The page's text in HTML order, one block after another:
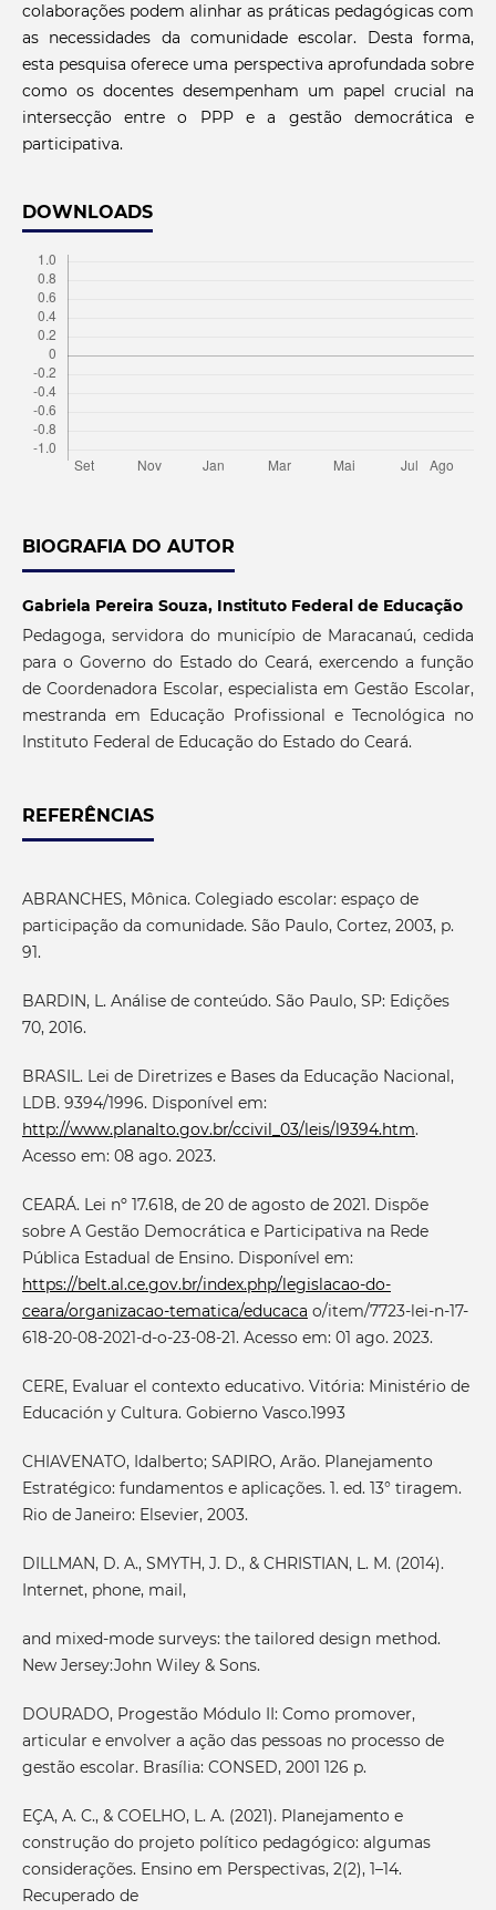
colaborações podem alinhar as práticas pedagógicas com
as necessidades da comunidade escolar. Desta forma,
esta pesquisa oferece uma perspectiva aprofundada sobre
como os docentes desempenham um papel crucial na
intersecção entre o PPP e a gestão democrática e
participativa.
DOWNLOADS
BIOGRAFIA DO AUTOR
Gabriela Pereira Souza, Instituto Federal de Educação
Pedagoga, servidora do município de Maracanaú, cedida
para o Governo do Estado do Ceará, exercendo a função
de Coordenadora Escolar, especialista em Gestão Escolar,
mestranda em Educação Profissional e Tecnológica no
Instituto Federal de Educação do Estado do Ceará.
REFERÊNCIAS
ABRANCHES, Mônica. Colegiado escolar: espaço de
participação da comunidade. São Paulo, Cortez, 2003, p.
91.
BARDIN, L. Análise de conteúdo. São Paulo, SP: Edições
70, 2016.
BRASIL. Lei de Diretrizes e Bases da Educação Nacional,
LDB. 9394/1996. Disponível em:
http://www.planalto.gov.br/ccivil_03/leis/l9394.htm.
Acesso em: 08 ago. 2023.
CEARÁ. Lei nº 17.618, de 20 de agosto de 2021. Dispõe
sobre A Gestão Democrática e Participativa na Rede
Pública Estadual de Ensino. Disponível em:
https://belt.al.ce.gov.br/index.php/legislacao-do-
ceara/organizacao-tematica/educaca o/item/7723-lei-n-17-
618-20-08-2021-d-o-23-08-21. Acesso em: 01 ago. 2023.
CERE, Evaluar el contexto educativo. Vitória: Ministério de
Educación y Cultura. Gobierno Vasco.1993
CHIAVENATO, Idalberto; SAPIRO, Arão. Planejamento
Estratégico: fundamentos e aplicações. 1. ed. 13° tiragem.
Rio de Janeiro: Elsevier, 2003.
DILLMAN, D. A., SMYTH, J. D., & CHRISTIAN, L. M. (2014).
Internet, phone, mail,
and mixed-mode surveys: the tailored design method.
New Jersey:John Wiley & Sons.
DOURADO, Progestão Módulo II: Como promover,
articular e envolver a ação das pessoas no processo de
gestão escolar. Brasília: CONSED, 2001 126 p.
EÇA, A. C., & COELHO, L. A. (2021). Planejamento e
construção do projeto político pedagógico: algumas
considerações. Ensino em Perspectivas, 2(2), 1–14.
Recuperado de